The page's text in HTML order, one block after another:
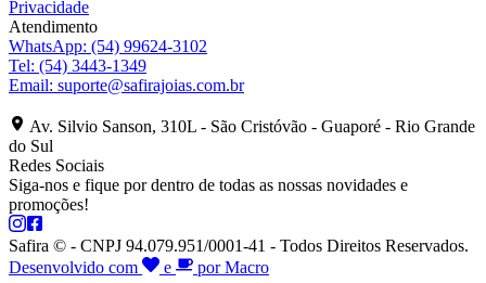
Privacidade
Atendimento
WhatsApp: (54) 99624-3102
Tel: (54) 3443-1349
Email: suporte@safirajoias.com.br
Av. Silvio Sanson, 310L - São Cristóvão - Guaporé - Rio Grande
do Sul
Redes Sociais
Siga-nos e fique por dentro de todas as nossas novidades e
promoções!
Safira © - CNPJ 94.079.951/0001-41 - Todos Direitos Reservados.
Desenvolvido com
e por Macro